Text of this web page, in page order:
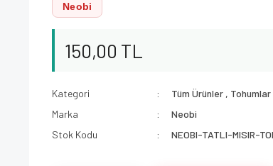
Neobi
150,00 TL
Kategori Tüm Ürünler , Tohumlar
Marka
Neobi
Stok Kodu
NEOBI-TATLI-MISIR-